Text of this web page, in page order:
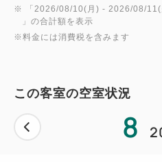
●全室禁煙（1Fに喫煙ブー
●画像はイメージです
テーブル & チェア、独立し
ル・衛星TVチャンネル、ダ
※ 「 2026/08/10(月) - 2026/08/11(
」の合計額を表示
※料金には消費税を含みます
この客室の空室状況
8